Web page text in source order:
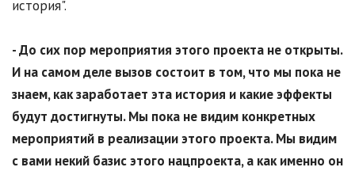
история".
- До сих пор мероприятия этого проекта не открыты.
И на самом деле вызов состоит в том, что мы пока не
знаем, как заработает эта история и какие эффекты
будут достигнуты. Мы пока не видим конкретных
мероприятий в реализации этого проекта. Мы видим
с вами некий базис этого нацпроекта, а как именно он